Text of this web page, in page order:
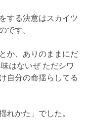
する決意はスカイツ
です。
か、ありのままにだ
はないぜ ただシワ
自分の命揺らしてる
れかた」でした。